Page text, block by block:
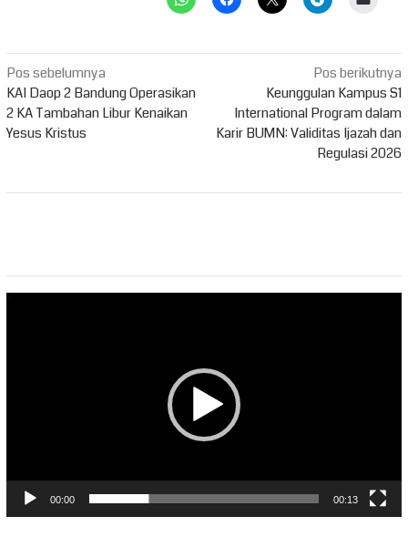
Navigasi
pos
Pos sebelumnya
KAI Daop 2 Bandung Operasikan
2 KA Tambahan Libur Kenaikan
Yesus Kristus
Pos berikutnya
Keunggulan Kampus S1
International Program dalam
Karir BUMN: Validitas Ijazah dan
Regulasi 2026
00:00 00:13